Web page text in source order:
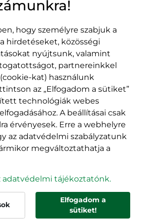
Impresszum
szabályzat
EPP program
utca, 41.
250 321
400489 Kolozsvár,
Majális utca, 60.
szám
tel/fax:0264 590 758
email:
office@rmdsz.ro
© rmdsz.ro 2026
hogy személyre szabjuk a
hirdetéseket, közösségi
nyújtsunk, valamint
partnereinkkel
kat) használunk
az „Elfogadom a sütiket”
technológiák webes
A beállításai csak
érvényesek. Erre a webhelyre
az adatvédelmi szabályzatunk
megváltoztathatja a
adatvédelmi tájékoztatónk.
Elfogadom a
sütiket!